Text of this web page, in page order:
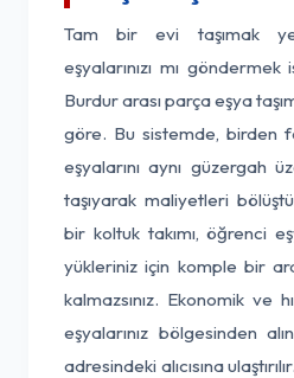
Tam bir evi taşımak
eşyalarınızı mı
Burdur arası parça eşya
göre. Bu sistemde, birden
eşyalarını aynı güzergah
taşıyarak maliyetleri
bir koltuk takımı, öğrenci
yükleriniz için komple bir
kalmazsınız. Ekonomik ve
eşyalarınız bölgesinden
adresindeki alıcısına